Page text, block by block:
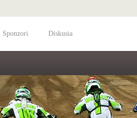
Sponzori Diskusia